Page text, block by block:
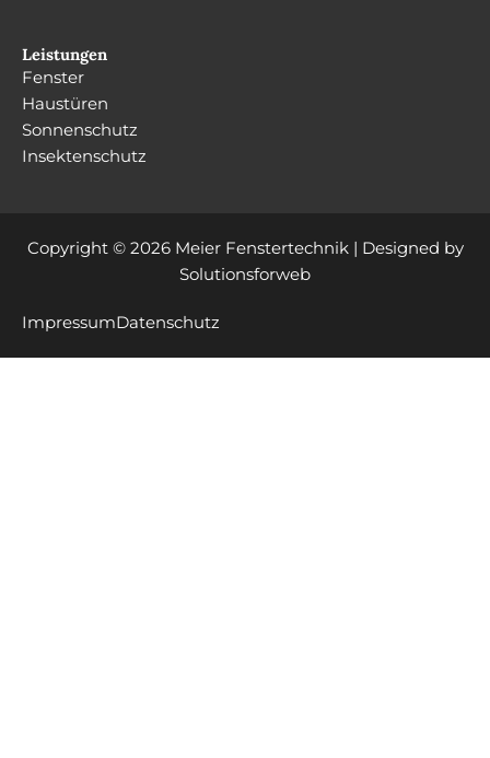
Leistungen
Fenster
Haustüren
Sonnenschutz
Insektenschutz
Copyright © 2026 Meier Fenstertechnik | Designed by
Solutionsforweb
ImpressumDatenschutz